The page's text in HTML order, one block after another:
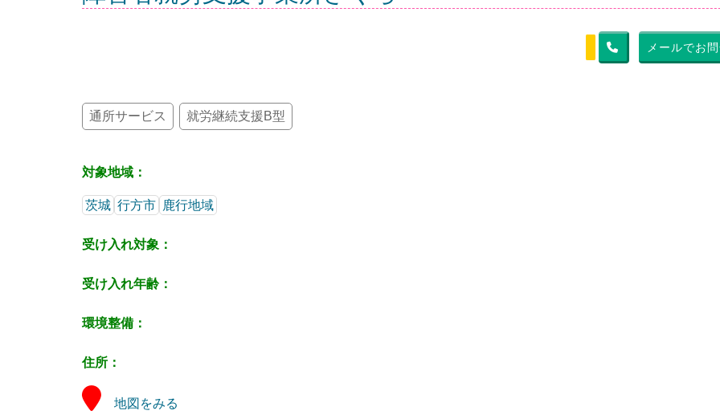
メールでお
通所サービス 就労継続支援B型
対象地域：
茨城 行方市 鹿行地域
受け入れ対象：
受け入れ年齢：
環境整備：
住所：
地図をみる